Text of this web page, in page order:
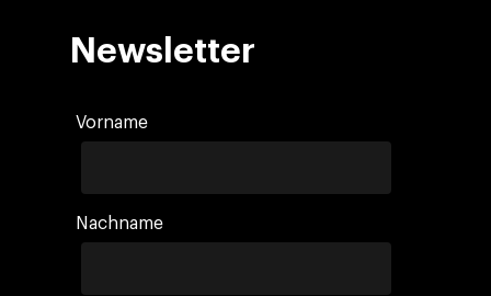
Newsletter
Vorname
Nachname